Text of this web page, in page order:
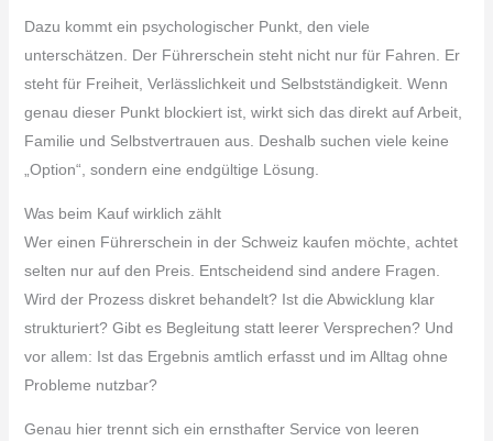
Dazu kommt ein psychologischer Punkt, den viele
unterschätzen. Der Führerschein steht nicht nur für Fahren. Er
steht für Freiheit, Verlässlichkeit und Selbstständigkeit. Wenn
genau dieser Punkt blockiert ist, wirkt sich das direkt auf Arbeit,
Familie und Selbstvertrauen aus. Deshalb suchen viele keine
„Option“, sondern eine endgültige Lösung.
Was beim Kauf wirklich zählt
Wer einen Führerschein in der Schweiz kaufen möchte, achtet
selten nur auf den Preis. Entscheidend sind andere Fragen.
Wird der Prozess diskret behandelt? Ist die Abwicklung klar
strukturiert? Gibt es Begleitung statt leerer Versprechen? Und
vor allem: Ist das Ergebnis amtlich erfasst und im Alltag ohne
Probleme nutzbar?
Genau hier trennt sich ein ernsthafter Service von leeren